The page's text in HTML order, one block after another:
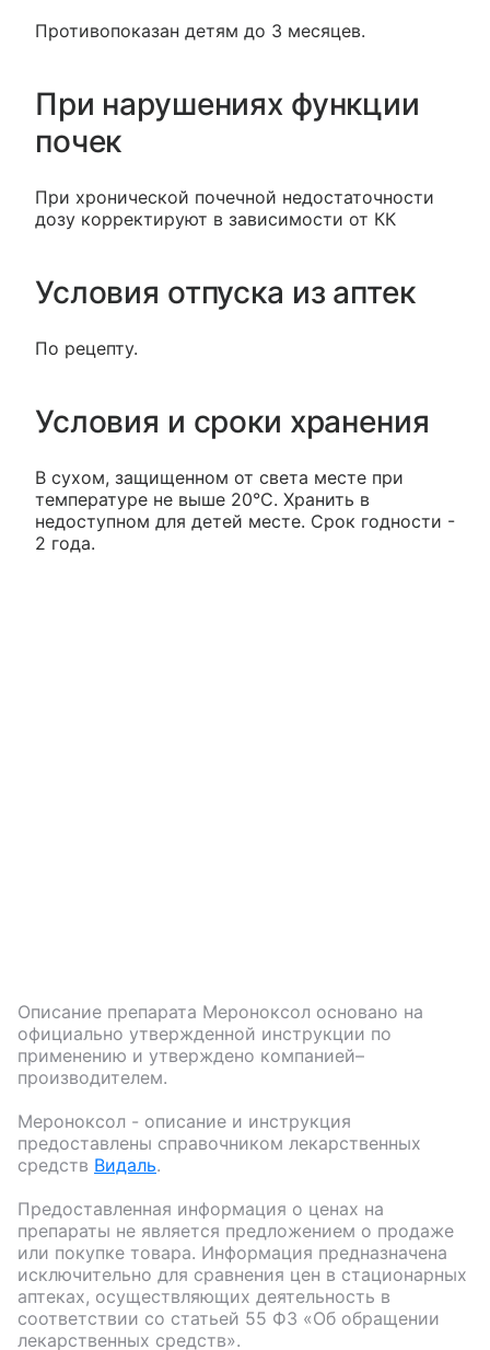
Противопоказан детям до 3 месяцев.
При нарушениях функции
почек
При хронической почечной недостаточности
дозу корректируют в зависимости от КК
Условия отпуска из аптек
По рецепту.
Условия и сроки хранения
В сухом, защищенном от света месте при
температуре не выше 20°С. Хранить в
недоступном для детей месте. Срок годности -
2 года.
Описание препарата Мероноксол основано на
официально утвержденной инструкции по
применению и утверждено компанией–
производителем.
Мероноксол - описание и инструкция
предоставлены справочником лекарственных
средств Видаль.
Предоставленная информация о ценах на
препараты не является предложением о продаже
или покупке товара. Информация предназначена
исключительно для сравнения цен в стационарных
аптеках, осуществляющих деятельность в
соответствии со статьей 55 ФЗ «Об обращении
лекарственных средств».